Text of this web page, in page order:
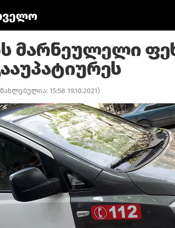
მარნეულელი
15:58 19.10.2021)